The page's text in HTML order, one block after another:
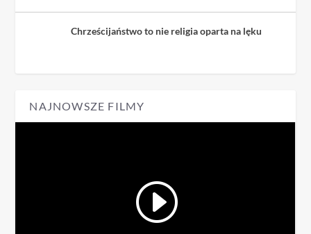
Chrześcijaństwo to nie religia oparta na lęku
NAJNOWSZE FILMY